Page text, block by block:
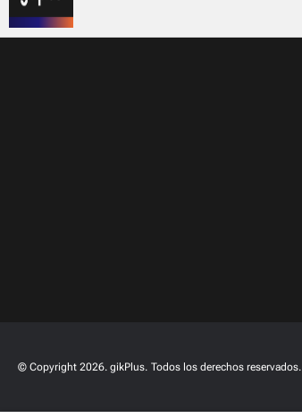
© Copyright 2026. gikPlus. Todos los derechos reservados.